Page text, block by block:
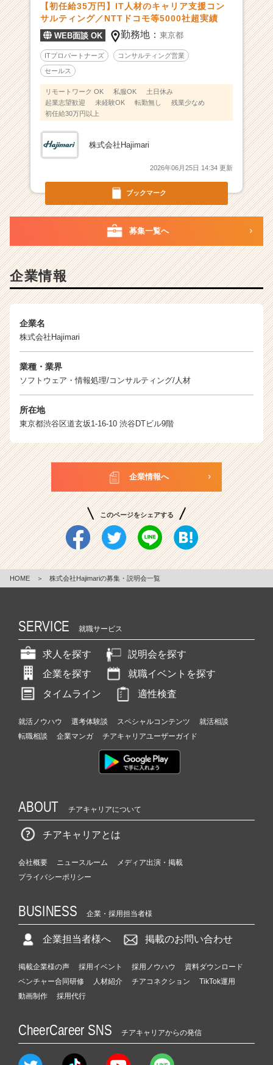
エ
ー
ス
が
集
|
ベ
ー・
ら
ス
が
届
サ
ト
チ
キ
リ
（C
C
a
e
ブックマーク
【初任給35万円】IT人材のキャリア支援コン
サルティング／NTTドコモ等5000社超実績
WEB面談 OK 勤務地：東京都
ITプロパートナーズ コンサルティング営業
セールス
リモートワーク OK 私服OK
土日休み
起業志望歓迎
未経験OK 転勤無し
残業少なめ
初任給30万円以上
株式会社Hajimari
2026年06月25日 14:34 更新
募集一覧へ
企業情報
企業名
株式会社Hajimari
業種・業界
ソフトウェア・情報処理/コンサルティング/人材
所在地
東京都渋谷区道玄坂1-16-10 渋谷DTビル9階
企業情報へ
このページをシェアする
HOME ＞ 株式会社Hajimariの募集・説明会一覧
SERVICE 就職サービス
求人を探す
説明会を探す
企業を探す
就職イベントを探す
タイムライン
適性検査
就活ノウハウ 選考体験談 スペシャルコンテンツ
就活相談
転職相談
企業マンガ チアキャリアユーザーガイド
ABOUT チアキャリアについて
チアキャリアとは
会社概要 ニュースルーム
メディア出演・掲載
プライバシーポリシー
BUSINESS 企業・採用担当者様
企業担当者様へ 掲載のお問い合わせ
掲載企業様の声 採用イベント 採用ノウハウ
資料ダウンロード
ベンチャー合同研修
人材紹介 チアコネクション
TikTok運用
動画制作
採用代行
CheerCareer SNS チアキャリアからの発信